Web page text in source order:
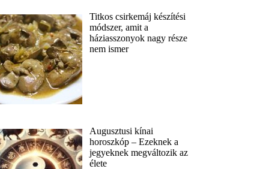
Titkos csirkemáj készítési
módszer, amit a
háziasszonyok nagy része
nem ismer
Augusztusi kínai
horoszkóp – Ezeknek a
jegyeknek megváltozik az
élete